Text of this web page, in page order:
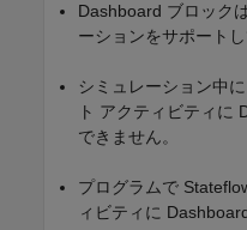
Dashboard ブロック
ーションをサポートし
シミュレーション中
ト アクティビティに
できません。
プログラムで
ィビティに